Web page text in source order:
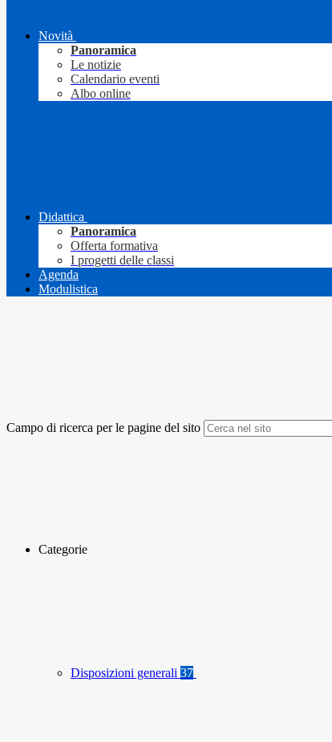
Novità
Panoramica
Le notizie
Calendario eventi
Albo online
Didattica
Panoramica
Offerta formativa
I progetti delle classi
Agenda
Modulistica
Campo di ricerca per le pagine del sito
Categorie
Disposizioni generali 37